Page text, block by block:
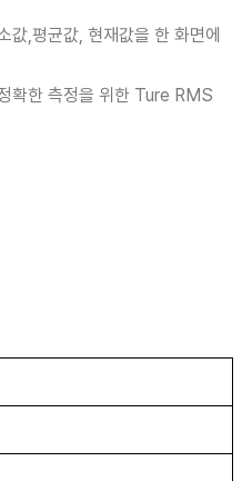
,평균값, 현재값을 한 화면에
확한 측정을 위한 Ture RMS